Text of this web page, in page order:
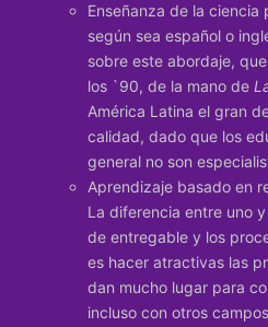
Enseñanza de la ciencia
según sea español o
sobre este abordaje,
los `90, de la mano de
América Latina el gran
calidad, dado que los
general no son
Aprendizaje basado en
La diferencia entre uno
de entregable y los
es hacer atractivas las
dan mucho lugar para
incluso con otros